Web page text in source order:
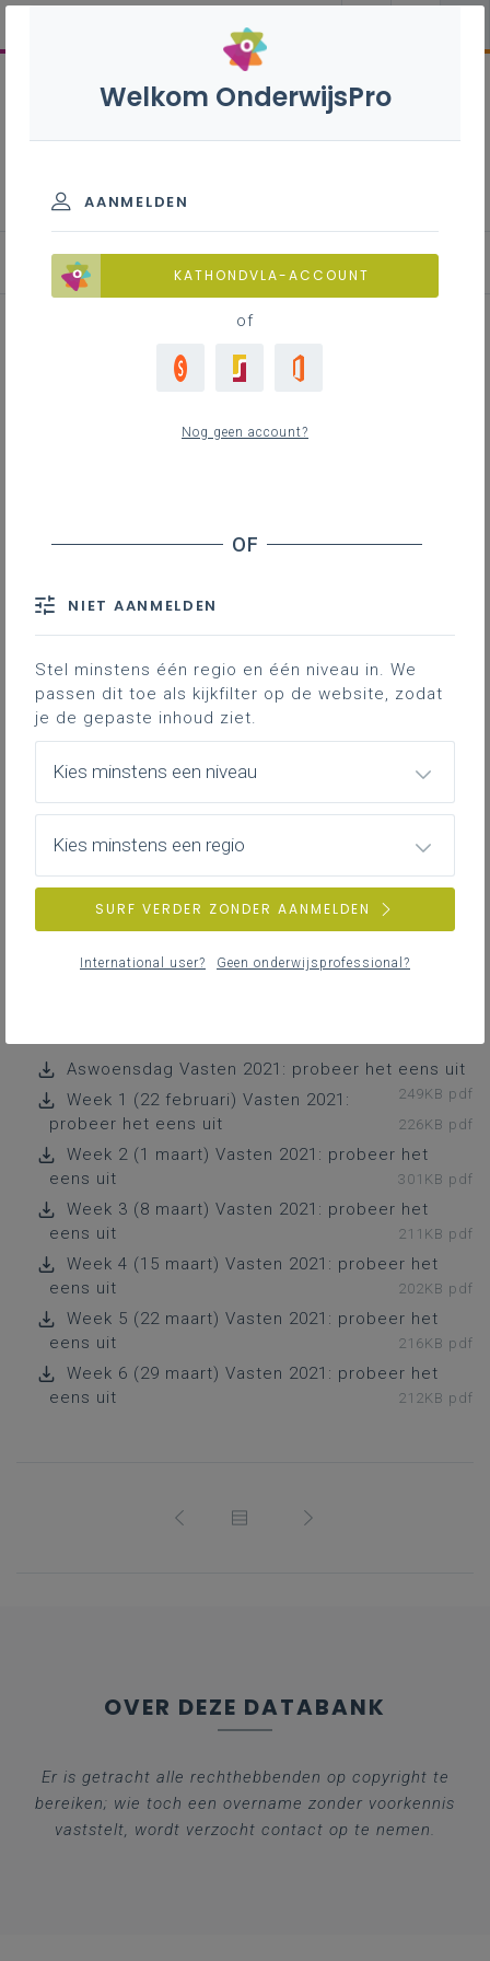
Inspirerend materiaal
Vasten: probeer het eens uit:
personeelsleden
Downloads
In het licht van het jaarthemaVerrassend
vreugdevolverkennen we in de vasten de
vreugde van het experimenteren. Probeer
het vasten eens uit en proef de
aanstekelijke vreugde ervan.
Voor personeelsleden is er voor Aswoensdag en
wekelijks in de vasten een verdiepingsmoment
opgebouwd. De bezinning vertrekt vanuit de eerste
schriftlezing van iedere zondag in de
De teksten zijn bedoeld om de personeelsleden
Aswoensdag Vasten 2021: probeer het eens uit
249KB pdf
Week 1 (22 februari) Vasten 2021:
probeer het eens uit
226KB pdf
Week 2 (1 maart) Vasten 2021: probeer het
eens uit
301KB pdf
Week 3 (8 maart) Vasten 2021: probeer het
eens uit
211KB pdf
Week 4 (15 maart) Vasten 2021: probeer het
eens uit
202KB pdf
Week 5 (22 maart) Vasten 2021: probeer het
eens uit
216KB pdf
Week 6 (29 maart) Vasten 2021: probeer het
eens uit
212KB pdf
OVER DEZE DATABANK
Er is getracht alle rechthebbenden op copyright te
bereiken; wie toch een overname zonder voorkennis
vaststelt, wordt verzocht contact op te nemen.
Welkom OnderwijsPro
AANMELDEN
KATHONDVLA-ACCOUNT
of
Nog geen account?
NIET AANMELDEN
Stel minstens één regio en één niveau in. We
passen dit toe als kijkfilter op de website, zodat
je de gepaste inhoud ziet.
Kies minstens een niveau
Kies minstens een regio
SURF VERDER ZONDER AANMELDEN
International user? Geen onderwijsprofessional?